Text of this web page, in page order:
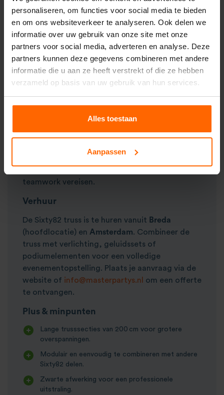
personaliseren, om functies voor social media te bieden
en om ons websiteverkeer te analyseren. Ook delen we
informatie over uw gebruik van onze site met onze
partners voor social media, adverteren en analyse. Deze
partners kunnen deze gegevens combineren met andere
informatie die u aan ze heeft verstrekt of die ze hebben
verzameld op basis van uw gebruik van hun services.
Alles toestaan
Aanpassen
De truss is modulair en compatibel met andere
Sixty82 delen, waardoor je eenvoudig een
volledig truss systeem kunt opbouwen dat past
bij jouw evenement. Door het lichte gewicht
blijft transport eenvoudig, zelfs bij langere
secties.
trusspennen en veertjes
truss opstatievenof combineer meerdere
modulaire ontwerp kan één persoon kleine
teamwork vereisen.
Verhuur
De Sixty82 truss is te huren vanuit Breda
(hoofdlocatie) en Amsterdam. Combineer de
truss met verlichting, geluidssets of
podiumelementen voor een volledige
evenementopstelling. Plaats je aanvraag via de
website of info@masterpartys.nl
om een offerte
te ontvangen.
Plus & minpunten
Lange trusssecties van 200 cm voor grotere
overspanningen.
Modulair en eenvoudig te combineren met andere
Sixty82 delen.
Zwarte afwerking voor een professionele
uitstraling.